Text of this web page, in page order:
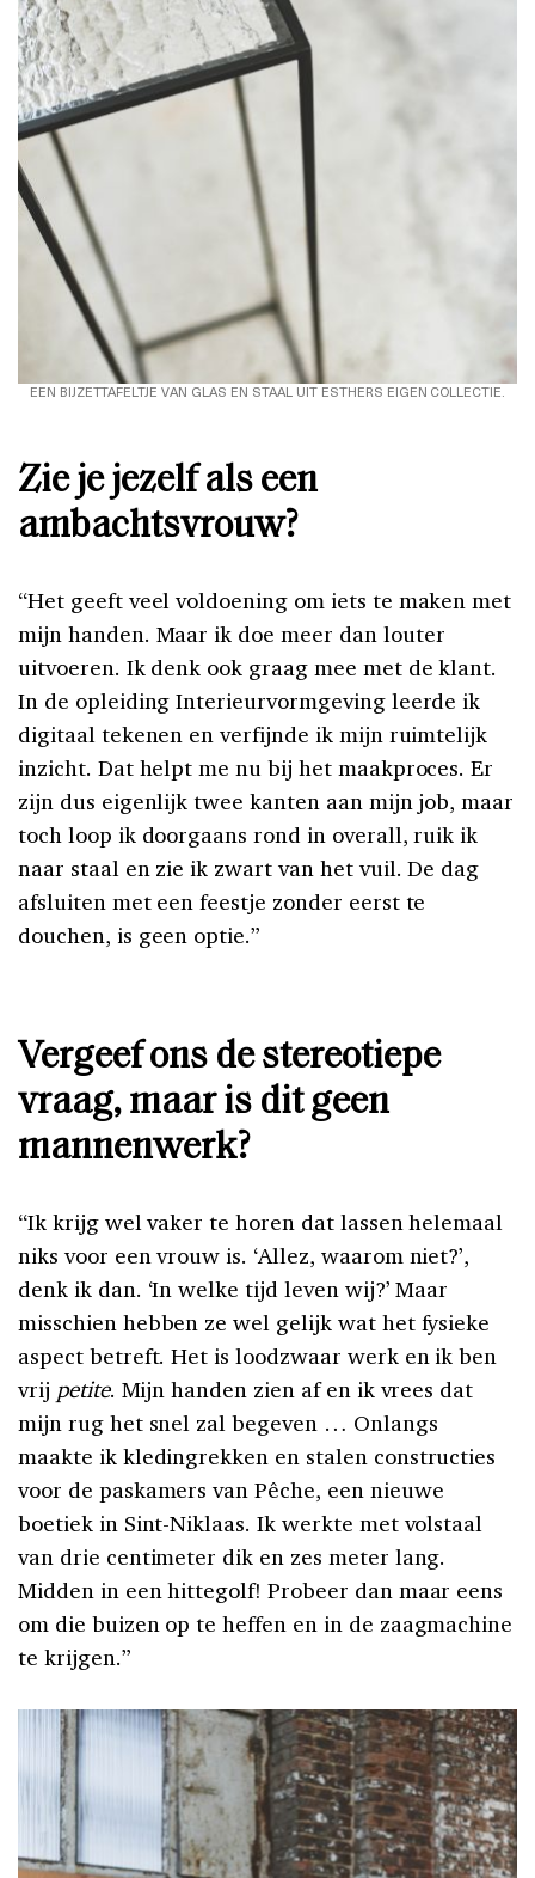
EEN BIJZETTAFELTJE VAN GLAS EN STAAL UIT ESTHERS EIGEN COLLECTIE.
Zie je jezelf als een
ambachtsvrouw?
“Het geeft veel voldoening om iets te maken met
mijn handen. Maar ik doe meer dan louter
uitvoeren. Ik denk ook graag mee met de klant.
In de opleiding Interieurvormgeving leerde ik
digitaal tekenen en verfijnde ik mijn ruimtelijk
inzicht. Dat helpt me nu bij het maakproces. Er
zijn dus eigenlijk twee kanten aan mijn job, maar
toch loop ik doorgaans rond in overall, ruik ik
naar staal en zie ik zwart van het vuil. De dag
afsluiten met een feestje zonder eerst te
douchen, is geen optie.”
Vergeef ons de stereotiepe
vraag, maar is dit geen
mannenwerk?
“Ik krijg wel vaker te horen dat lassen helemaal
niks voor een vrouw is. ‘Allez, waarom niet?’,
denk ik dan. ‘In welke tijd leven wij?’ Maar
misschien hebben ze wel gelijk wat het fysieke
aspect betreft. Het is loodzwaar werk en ik ben
vrij petite. Mijn handen zien af en ik vrees dat
mijn rug het snel zal begeven … Onlangs
maakte ik kledingrekken en stalen constructies
voor de paskamers van Pêche, een nieuwe
boetiek in Sint-Niklaas. Ik werkte met volstaal
van drie centimeter dik en zes meter lang.
Midden in een hittegolf! Probeer dan maar eens
om die buizen op te heffen en in de zaagmachine
te krijgen.”